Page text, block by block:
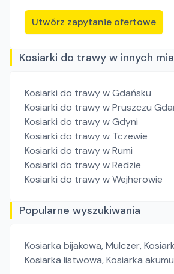
Utwórz zapytanie ofertowe
Kosiarki do trawy w innych
Kosiarki do trawyw Gdańsku
Kosiarki do trawyw Pruszczu
Kosiarki do trawyw Gdyni
Kosiarki do trawyw Tczewie
Kosiarki do trawyw Rumi
Kosiarki do trawyw Redzie
Kosiarki do trawyw Wejherowie
Popularne wyszukiwania
Kosiarka bijakowa,Mulczer,
Kosiarka listwowa,Kosiarka